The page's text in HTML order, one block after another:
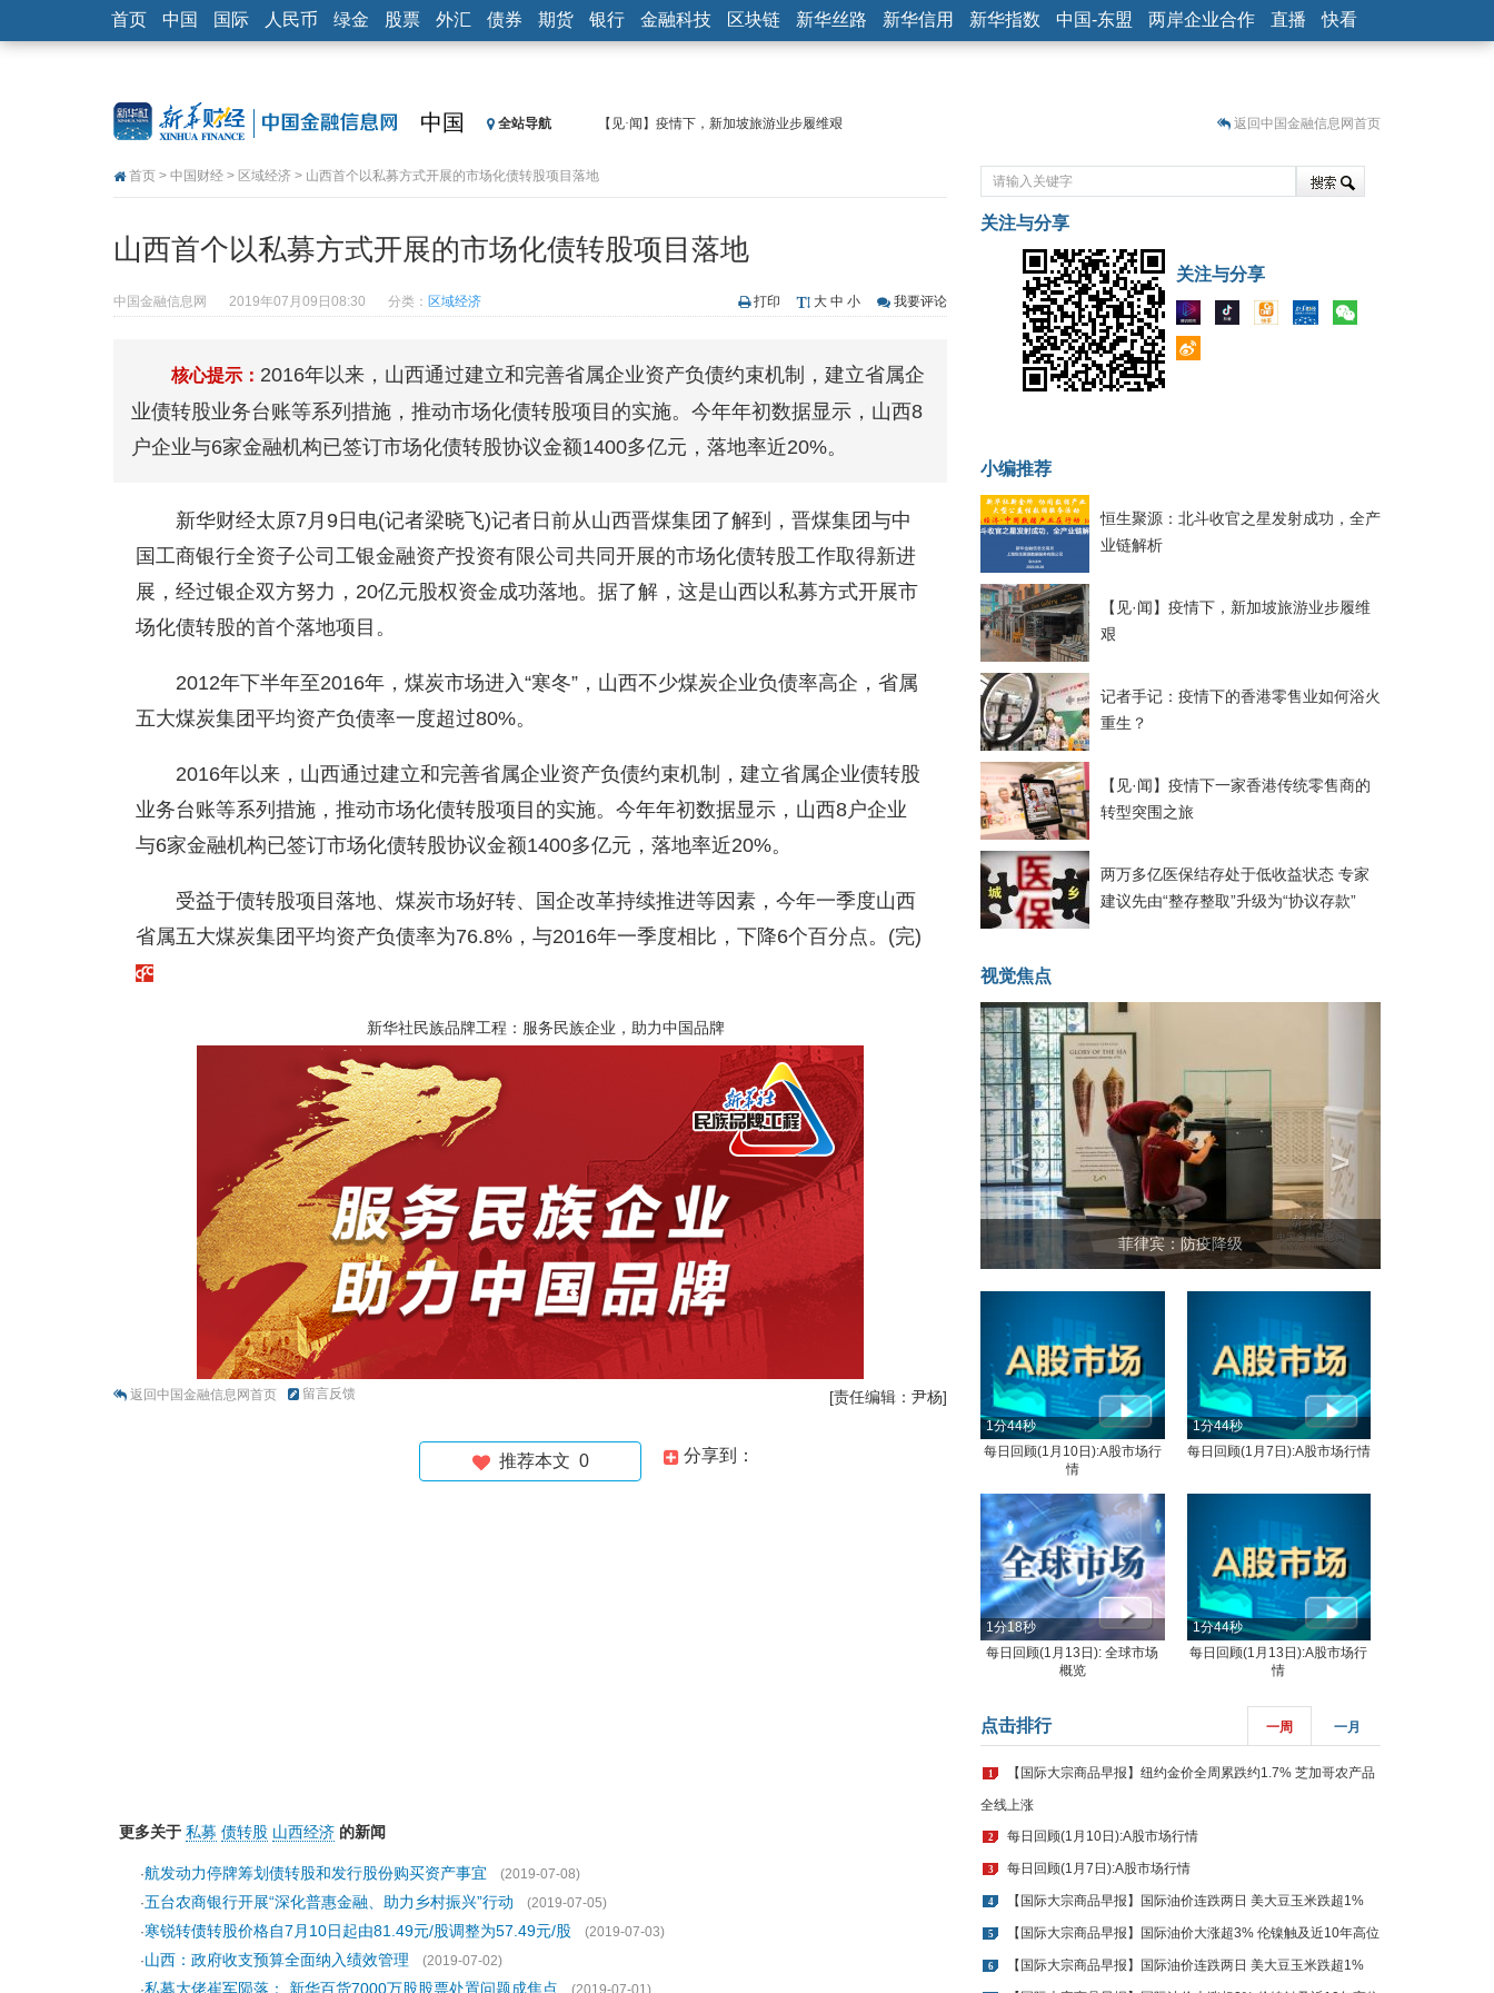
首页 中国 国际 人民币 绿金 股票 外汇 债券 期货 银行 金融科技 区块链 新华丝路 新华信用 新华指数 中国-东盟 两岸企业合作 直播 快看
中国 全站导航
【见·闻】疫情下，新加坡旅游业步履维艰
【见·闻】疫情下一家香港传统零售商的转型突围之旅
济安金信：中国基金市场数据分析周报（2020. 07.27—2020.07.31）
【新华财经调查】同业存单、结构性存款玩起“跷跷板” 结构性失衡藏
在“隐秘的角落”
央行公开市场净投放300亿元 短端资金利率明显下行
基本面及股市双轮冲击 债市回调十年期债表现最弱
济安金信：中国基金市场数据分析周报（2020. 08.17—2020.08.21）
返回中国金融信息网首页
首页 > 中国财经 > 区域经济 > 山西首个以私募方式开展的市场化债转股项目落地
山西首个以私募方式开展的市场化债转股项目落地
中国金融信息网 2019年07月09日08:30 分类： 区域经济 打印 大 中 小 我要评论
核心提示： 2016年以来，山西通过建立和完善省属企业资产负债约束机制，建立省属企
业债转股业务台账等系列措施，推动市场化债转股项目的实施。今年年初数据显示，山西8
户企业与6家金融机构已签订市场化债转股协议金额1400多亿元，落地率近20%。
新华财经太原7月9日电(记者梁晓飞)记者日前从山西晋煤集团了解到，晋煤集团与中
国工商银行全资子公司工银金融资产投资有限公司共同开展的市场化债转股工作取得新进
展，经过银企双方努力，20亿元股权资金成功落地。据了解，这是山西以私募方式开展市
场化债转股的首个落地项目。
2012年下半年至2016年，煤炭市场进入“寒冬”，山西不少煤炭企业负债率高企，省属
五大煤炭集团平均资产负债率一度超过80%。
2016年以来，山西通过建立和完善省属企业资产负债约束机制，建立省属企业债转股
业务台账等系列措施，推动市场化债转股项目的实施。今年年初数据显示，山西8户企业
与6家金融机构已签订市场化债转股协议金额1400多亿元，落地率近20%。
受益于债转股项目落地、煤炭市场好转、国企改革持续推进等因素，今年一季度山西
省属五大煤炭集团平均资产负债率为76.8%，与2016年一季度相比，下降6个百分点。(完)
新华社民族品牌工程：服务民族企业，助力中国品牌
返回中国金融信息网首页 留言反馈 [责任编辑：尹杨]
分享到：
推荐本文 0
更多关于 私募 债转股 山西经济 的新闻
·航发动力停牌筹划债转股和发行股份购买资产事宜
(2019-07-08)
·五台农商银行开展“深化普惠金融、助力乡村振兴”行动
(2019-07-05)
·寒锐转债转股价格自7月10日起由81.49元/股调整为57.49元/股
(2019-07-03)
·山西：政府收支预算全面纳入绩效管理
(2019-07-02)
·私募大佬崔军陨落： 新华百货7000万股股票处置问题成焦点 (2019-07-01)
关注与分享
关注与分享
小编推荐
恒生聚源：北斗收官之星发射成功，全产
业链解析
【见·闻】疫情下，新加坡旅游业步履维
艰
记者手记：疫情下的香港零售业如何浴火
重生？
【见·闻】疫情下一家香港传统零售商的
转型突围之旅
两万多亿医保结存处于低收益状态 专家
建议先由“整存整取”升级为“协议存款”
视觉焦点
菲律宾：防疫降级
< >
1分44秒
每日回顾(1月10日):A股市场行
情
1分44秒
每日回顾(1月7日):A股市场行情
1分18秒
每日回顾(1月13日): 全球市场
概览
1分44秒
每日回顾(1月13日):A股市场行
情
点击排行 一周 一月
1 【国际大宗商品早报】纽约金价全周累跌约1.7% 芝加哥农产品
全线上涨
2 每日回顾(1月10日):A股市场行情
3 每日回顾(1月7日):A股市场行情
4 【国际大宗商品早报】国际油价连跌两日 美大豆玉米跌超1%
5 【国际大宗商品早报】国际油价大涨超3% 伦镍触及近10年高位
6 【国际大宗商品早报】国际油价连跌两日 美大豆玉米跌超1%